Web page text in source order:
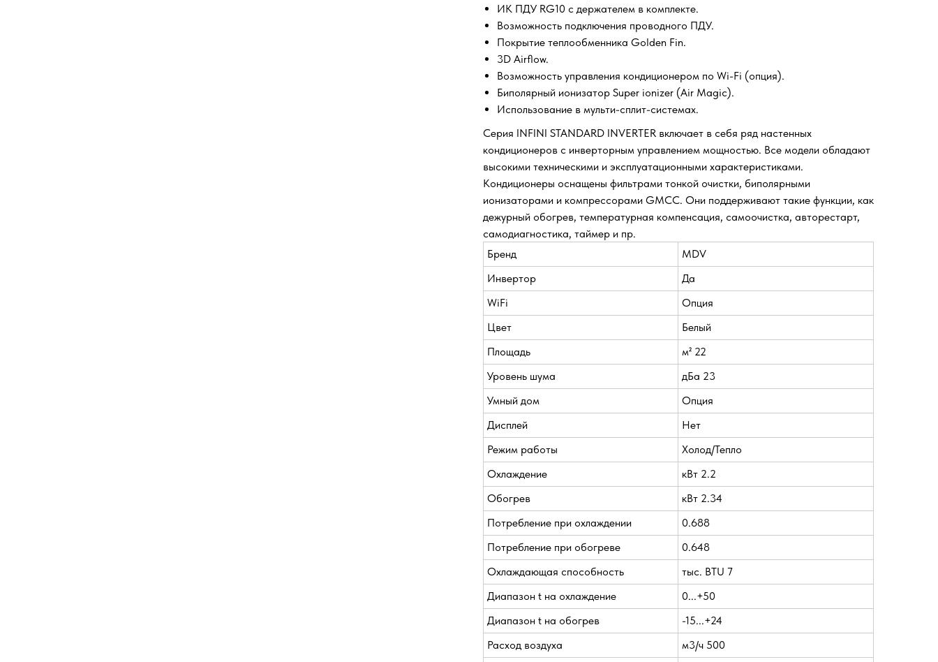
ИК ПДУ RG10 с держателем в комплекте.
Возможность подключения проводного ПДУ.
Покрытие теплообменника Golden Fin.
3D Airflow.
Возможность управления кондиционером по Wi-Fi (опция).
Биполярный ионизатор Super ionizer (Air Magic).
Использование в мульти-сплит-системах.
Серия INFINI STANDARD INVERTER включает в себя ряд настенных
кондиционеров с инверторным управлением мощностью. Все модели обладают
высокими техническими и эксплуатационными характеристиками.
Кондиционеры оснащены фильтрами тонкой очистки, биполярными
ионизаторами и компрессорами GMCC. Они поддерживают такие функции, как
дежурный обогрев, температурная компенсация, самоочистка, авторестарт,
самодиагностика, таймер и пр.
Бренд
MDV
Инвертор
Да
WiFi
Опция
Цвет
Белый
Площадь
м² 22
Уровень шума
дБа 23
Умный дом
Опция
Дисплей
Нет
Режим работы
Холод/Тепло
Охлаждение
кВт 2.2
Обогрев
кВт 2.34
Потребление при охлаждении
0.688
Потребление при обогреве
0.648
Охлаждающая способность
тыс. BTU 7
Диапазон t на охлаждение
0...+50
Диапазон t на обогрев
-15...+24
Расход воздуха
м3/ч 500